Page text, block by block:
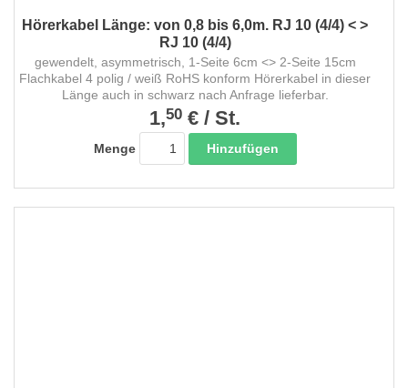
Hörerkabel Länge: von 0,8 bis 6,0m. RJ 10 (4/4) < >
RJ 10 (4/4)
gewendelt, asymmetrisch, 1-Seite 6cm <> 2-Seite 15cm
Flachkabel 4 polig / weiß RoHS konform Hörerkabel in dieser
Länge auch in schwarz nach Anfrage lieferbar.
1,50 € / St.
Menge Hinzufügen